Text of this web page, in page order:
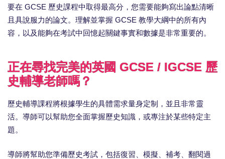
要在 GCSE 歷史課程中取得最高分，您需要能夠寫出論點清晰
且具說服力的論文。理解並掌握 GCSE 教學大綱中的所有內
容，以及能夠在考試中回憶起關鍵事實和數據是非常重要的。
正在尋找完美的英國 GCSE / IGCSE 歷
史輔導老師嗎？
歷史輔導課程將根據學生的具體需求量身定制，並且非常靈
活。導師可以幫助您全面掌握歷史知識，或專注於某些特定主
題。
導師將幫助您準備歷史考試，包括復習、模擬、補考、翻閱過